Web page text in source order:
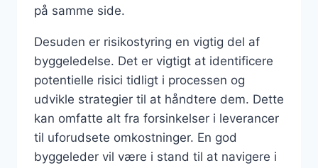
på samme side.
Desuden er risikostyring en vigtig del af
byggeledelse. Det er vigtigt at identificere
potentielle risici tidligt i processen og
udvikle strategier til at håndtere dem. Dette
kan omfatte alt fra forsinkelser i leverancer
til uforudsete omkostninger. En god
byggeleder vil være i stand til at navigere i